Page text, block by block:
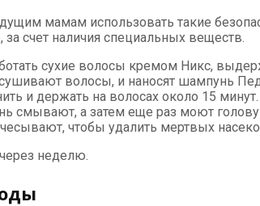
мамам использовать такие
счет наличия специальных веществ.
сухие волосы кремом Никс,
волосы, и наносят шампунь
и держать на волосах около 15 минут.
смывают, а затем еще раз моют
чтобы удалить мертвых
неделю.